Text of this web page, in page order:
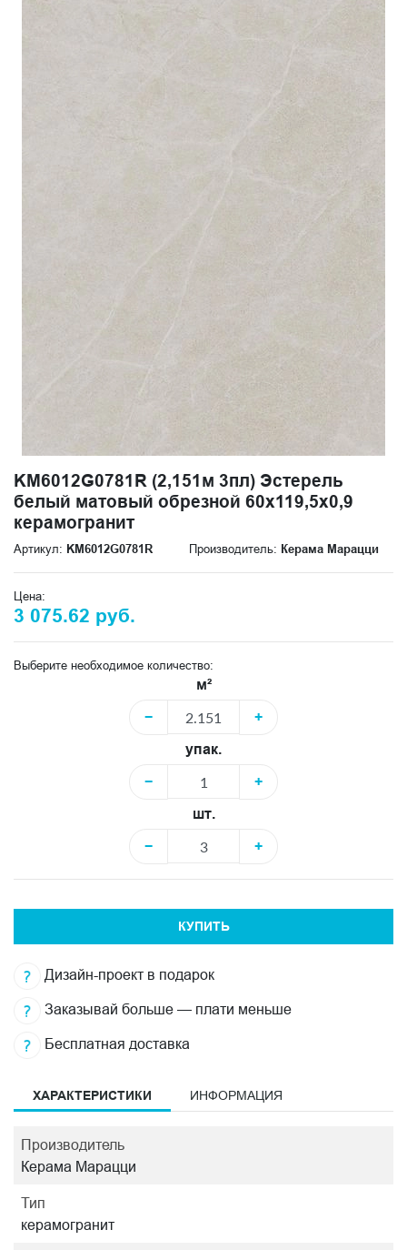
KM6012G0781R (2,151м 3пл) Эстерель
белый матовый обрезной 60x119,5x0,9
керамогранит
Артикул: KM6012G0781R Производитель: Керама Марацци
Цена:
3 075.62 руб.
Выберите необходимое количество:
м²
−
+
упак.
−
+
шт.
−
+
КУПИТЬ
Дизайн-проект в подарок
Заказывай больше — плати меньше
Бесплатная доставка
ХАРАКТЕРИСТИКИ ИНФОРМАЦИЯ
Производитель
Керама Марацци
Тип
керамогранит